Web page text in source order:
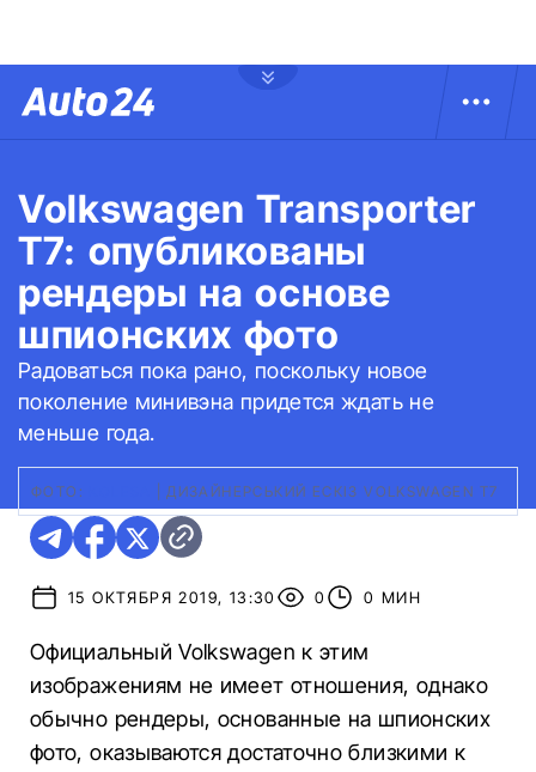
Volkswagen Transporter
T7: опубликованы
рендеры на основе
шпионских фото
Радоваться пока рано, поскольку новое
поколение минивэна придется ждать не
меньше года.
ФОТО: ДИЗАЙНЕРСЬКИЙ ЕСКІЗ VOLKSWAGEN Т7
15 ОКТЯБРЯ 2019, 13:30 0 0 МИН
Официальный Volkswagen к этим
изображениям не имеет отношения, однако
обычно рендеры, основанные на шпионских
фото, оказываются достаточно близкими к